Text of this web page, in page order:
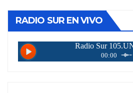
RADIO SUR EN VIVO